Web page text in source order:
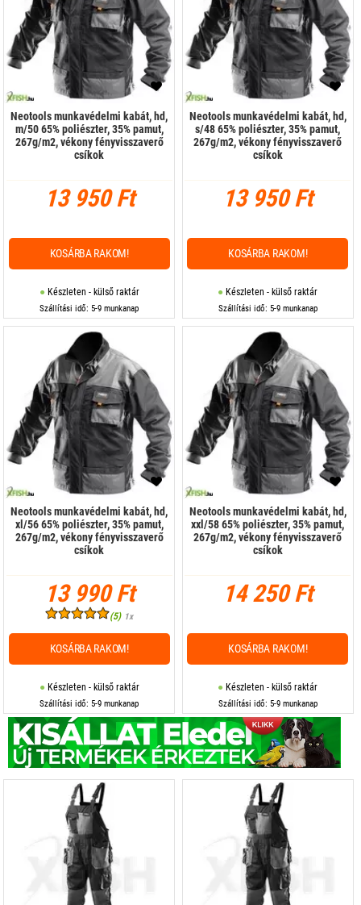
Neotools munkavédelmi kabát, hd,
m/50 65% poliészter, 35% pamut,
267g/m2, vékony fényvisszaverő
csíkok
13 950 Ft
Készleten - külső raktár
Szállítási idő: 5-9 munkanap
KOSÁRBA RAKOM!
Neotools munkavédelmi kabát, hd,
s/48 65% poliészter, 35% pamut,
267g/m2, vékony fényvisszaverő
csíkok
13 950 Ft
Készleten - külső raktár
Szállítási idő: 5-9 munkanap
KOSÁRBA RAKOM!
Neotools munkavédelmi kabát, hd,
xl/56 65% poliészter, 35% pamut,
267g/m2, vékony fényvisszaverő
csíkok
13 990 Ft
(5) 1x
Készleten - külső raktár
Szállítási idő: 5-9 munkanap
KOSÁRBA RAKOM!
Neotools munkavédelmi kabát, hd,
xxl/58 65% poliészter, 35% pamut,
267g/m2, vékony fényvisszaverő
csíkok
14 250 Ft
Készleten - külső raktár
Szállítási idő: 5-9 munkanap
KOSÁRBA RAKOM!